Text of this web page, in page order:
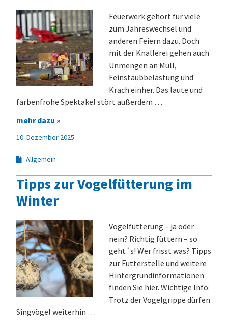
Feuerwerk gehört für viele
zum Jahreswechsel und
anderen Feiern dazu. Doch
mit der Knallerei gehen auch
Unmengen an Müll,
Feinstaubbelastung und
Krach einher. Das laute und
farbenfrohe Spektakel stört außerdem …
mehr dazu »
10. Dezember 2025
Allgemein
Tipps zur Vogelfütterung im
Winter
Vogelfütterung – ja oder
nein? Richtig füttern – so
geht´s! Wer frisst was? Tipps
zur Futterstelle und weitere
Hintergrundinformationen
finden Sie hier. Wichtige Info:
Trotz der Vogelgrippe dürfen
Singvögel weiterhin …